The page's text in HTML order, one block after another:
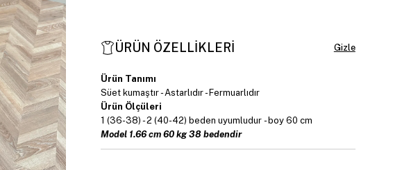
ÜRÜN ÖZELLIKLERI
Ürün Tanımı
Süet kumaştır - Astarlıdır - Fermuarlıdır
Ürün Ölçüleri
1 (36-38) - 2 (40-42) beden uyumludur - boy 60 cm
Model 1.66 cm 60 kg 38 bedendir